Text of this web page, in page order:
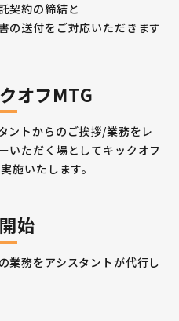
契約の締結と
の送付をご対応いただきます
オフMTG
ントからのご挨拶/業務をレ
いただく場としてキックオフ
施いたします。
始
業務をアシスタントが代行し